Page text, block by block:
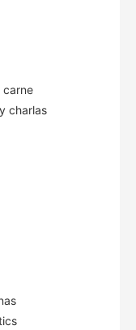
carne
charlas